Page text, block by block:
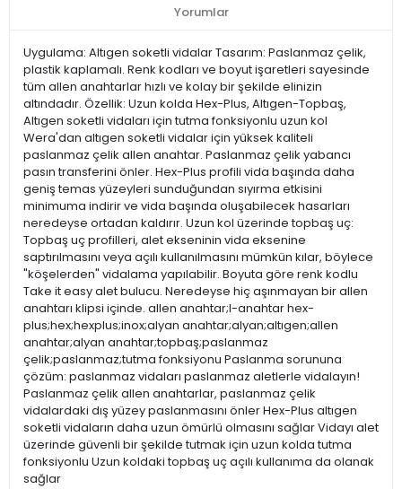
Yorumlar
Uygulama: Altıgen soketli vidalar Tasarım: Paslanmaz çelik,
plastik kaplamalı. Renk kodları ve boyut işaretleri sayesinde
tüm allen anahtarlar hızlı ve kolay bir şekilde elinizin
altındadır. Özellik: Uzun kolda Hex-Plus, Altıgen-Topbaş,
Altıgen soketli vidaları için tutma fonksiyonlu uzun kol
Wera'dan altıgen soketli vidalar için yüksek kaliteli
paslanmaz çelik allen anahtar. Paslanmaz çelik yabancı
pasın transferini önler. Hex-Plus profili vida başında daha
geniş temas yüzeyleri sunduğundan sıyırma etkisini
minimuma indirir ve vida başında oluşabilecek hasarları
neredeyse ortadan kaldırır. Uzun kol üzerinde topbaş uç:
Topbaş uç profilleri, alet ekseninin vida eksenine
saptırılmasını veya açılı kullanılmasını mümkün kılar, böylece
"köşelerden" vidalama yapılabilir. Boyuta göre renk kodlu
Take it easy alet bulucu. Neredeyse hiç aşınmayan bir allen
anahtarı klipsi içinde. allen anahtar;l-anahtar hex-
plus;hex;hexplus;inox;alyan anahtar;alyan;altıgen;allen
anahtar;alyan anahtar;topbaş;paslanmaz
çelik;paslanmaz;tutma fonksiyonu Paslanma sorununa
çözüm: paslanmaz vidaları paslanmaz aletlerle vidalayın!
Paslanmaz çelik allen anahtarlar, paslanmaz çelik
vidalardaki dış yüzey paslanmasını önler Hex-Plus altıgen
soketli vidaların daha uzun ömürlü olmasını sağlar Vidayı alet
üzerinde güvenli bir şekilde tutmak için uzun kolda tutma
fonksiyonlu Uzun koldaki topbaş uç açılı kullanıma da olanak
sağlar